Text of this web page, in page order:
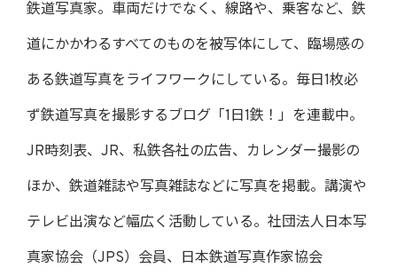
鉄道写真家。車両だけでなく、線路や、乗客など、鉄
道にかかわるすべてのものを被写体にして、臨場感の
ある鉄道写真をライフワークにしている。毎日1枚必
ず鉄道写真を撮影するブログ「1日1鉄！」を連載中。
JR時刻表、JR、私鉄各社の広告、カレンダー撮影の
ほか、鉄道雑誌や写真雑誌などに写真を掲載。講演や
テレビ出演など幅広く活動している。社団法人日本写
真家協会（JPS）会員、日本鉄道写真作家協会